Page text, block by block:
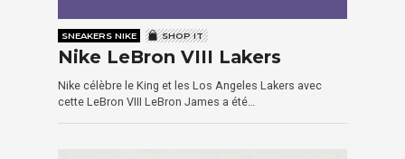
SNEAKERS NIKE SHOP IT
Nike LeBron VIII Lakers
Nike célèbre le King et les Los Angeles Lakers avec
cette LeBron VIII LeBron James a été…